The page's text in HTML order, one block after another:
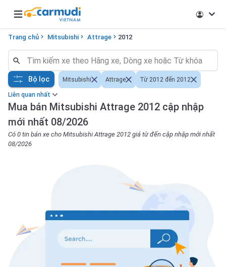
Open main menu
Trang chủ Mitsubishi Attrage 2012
Liên quan nhất
Mua bán Mitsubishi Attrage 2012 cập nhập
mới nhất 08/2026
Có 0 tin bán xe cho Mitsubishi Attrage 2012 giá từ đến cập nhập mới nhất
08/2026
Bộ lọc Mitsubishi Attrage Từ 2012 đến 2012